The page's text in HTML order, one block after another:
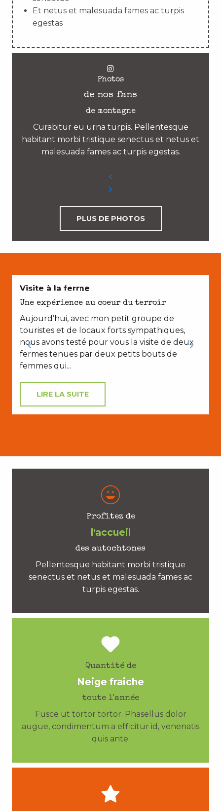
Et netus et malesuada fames ac turpis
egestas
Photos
de nos fans
de montagne
Curabitur eu urna turpis. Pellentesque
habitant morbi tristique senectus et netus et
malesuada fames ac turpis egestas.
PLUS DE PHOTOS
AVEC LES ENFANTS
Visite à la ferme
Une expérience au coeur du terroir
Aujourd’hui, avec mon petit groupe de
touristes et de locaux forts sympathiques,
nous avons testé pour vous la visite de deux
fermes tenues par deux petits bouts de
femmes qui...
LIRE LA SUITE
Profitez de
l'accueil
des autochtones
Pellentesque habitant morbi tristique
senectus et netus et malesuada fames ac
turpis egestas.
Quantité de
Neige fraiche
toute l'année
Fusce ut tortor tortor. Phasellus dolor
augue, condimentum a efficitur id, venenatis
quis ante.